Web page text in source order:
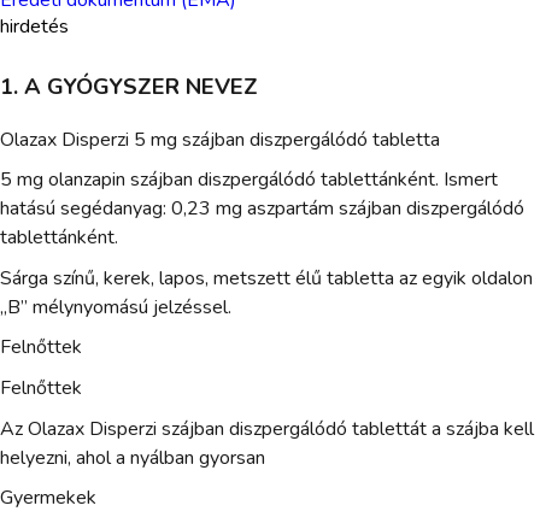
hirdetés
1. A GYÓGYSZER NEVEZ
Olazax Disperzi 5 mg szájban diszpergálódó tabletta
5 mg olanzapin szájban diszpergálódó tablettánként. Ismert
hatású segédanyag: 0,23 mg aszpartám szájban diszpergálódó
tablettánként.
Sárga színű, kerek, lapos, metszett élű tabletta az egyik oldalon
„B” mélynyomású jelzéssel.
Felnőttek
Felnőttek
Az Olazax Disperzi szájban diszpergálódó tablettát a szájba kell
helyezni, ahol a nyálban gyorsan
Gyermekek